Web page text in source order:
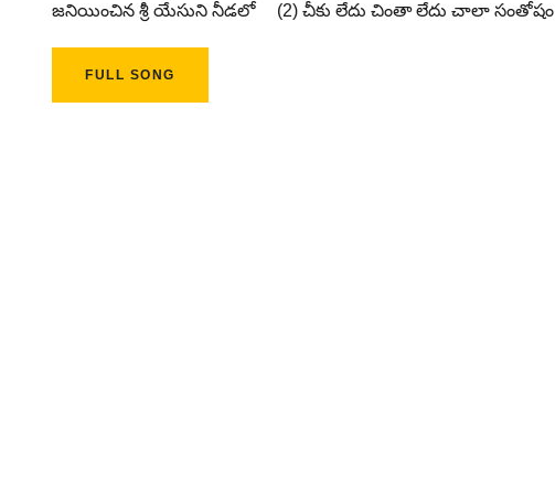
జనియించిన శ్రీ యేసుని నీడలో (2) చీకు లేదు చింతా లేదు చాలా సంతోషం
FULL SONG